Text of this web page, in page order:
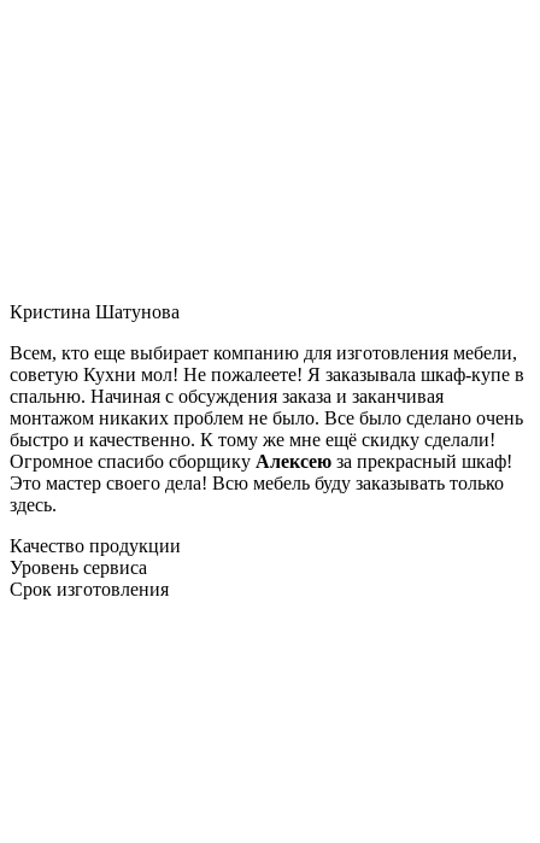
Кристина Шатунова
Всем, кто еще выбирает компанию для изготовления мебели,
советую Кухни мол! Не пожалеете! Я заказывала шкаф-купе в
спальню. Начиная с обсуждения заказа и заканчивая
монтажом никаких проблем не было. Все было сделано очень
быстро и качественно. К тому же мне ещё скидку сделали!
Огромное спасибо сборщику Алексею за прекрасный шкаф!
Это мастер своего дела! Всю мебель буду заказывать только
здесь.
Качество продукции
Уровень сервиса
Срок изготовления